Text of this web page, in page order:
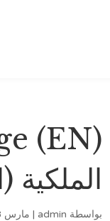
الملكية
بواسطة admin
| مارس 28, 2022